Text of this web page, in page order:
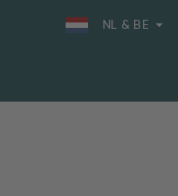
NL & BE